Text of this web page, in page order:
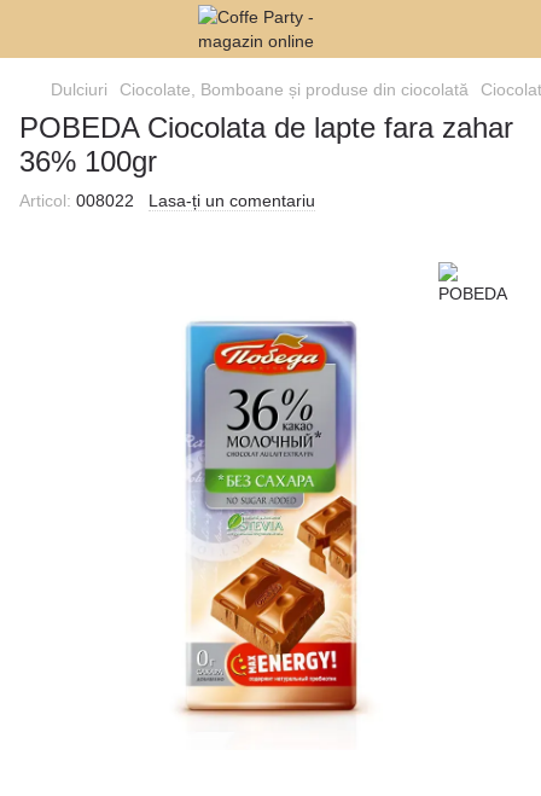
Dulciuri Ciocolate, Bomboane și produse din ciocolată
POBEDA Ciocolata de lapte fara zahar
36% 100gr
Articol: 008022 Lasa-ți un comentariu